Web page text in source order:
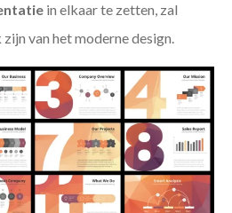
in elkaar te zetten, zal
van het moderne design.